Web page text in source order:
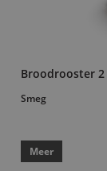
Broodrooster 2
Smeg
Meer